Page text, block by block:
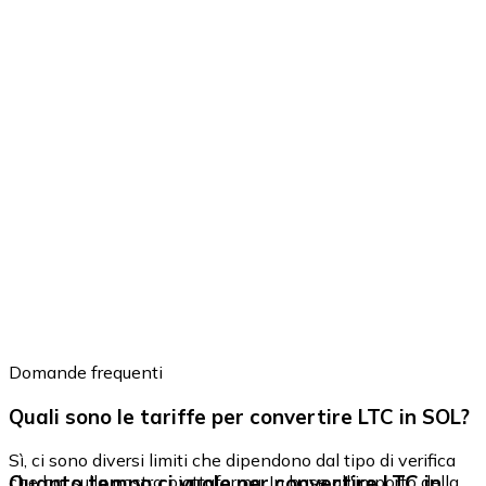
Domande frequenti
Quali sono le tariffe per convertire LTC in SOL?
Sì, ci sono diversi limiti che dipendono dal tipo di verifica